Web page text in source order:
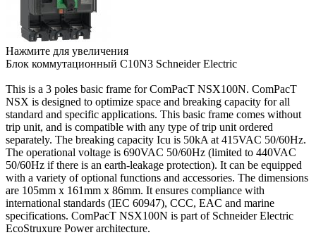
Нажмите для увеличения
Блок коммутационный C10N3 Schneider Electric
This is a 3 poles basic frame for ComPacT NSX100N. ComPacT
NSX is designed to optimize space and breaking capacity for all
standard and specific applications. This basic frame comes without
trip unit, and is compatible with any type of trip unit ordered
separately. The breaking capacity Icu is 50kA at 415VAC 50/60Hz.
The operational voltage is 690VAC 50/60Hz (limited to 440VAC
50/60Hz if there is an earth-leakage protection). It can be equipped
with a variety of optional functions and accessories. The dimensions
are 105mm x 161mm x 86mm. It ensures compliance with
international standards (IEC 60947), CCC, EAC and marine
specifications. ComPacT NSX100N is part of Schneider Electric
EcoStruxure Power architecture.